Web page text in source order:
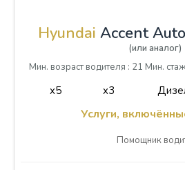
Hyundai Accent
(или аналог)
Мин. возраст водителя : 21 Мин.
x5 x3
Услуги,
Помощник